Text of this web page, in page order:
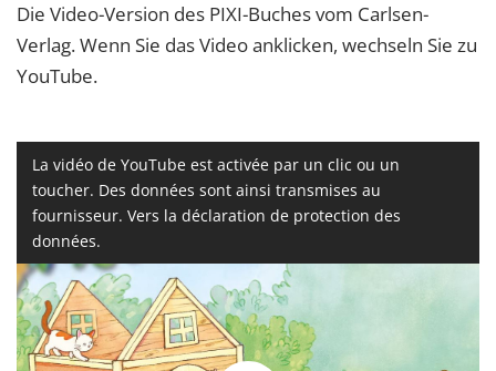
Die Video-Version des PIXI-Buches vom Carlsen-
Verlag. Wenn Sie das Video anklicken, wechseln Sie zu
YouTube.
La vidéo de YouTube est activée par un clic ou un
toucher. Des données sont ainsi transmises au
fournisseur. Vers la déclaration de protection des
données.